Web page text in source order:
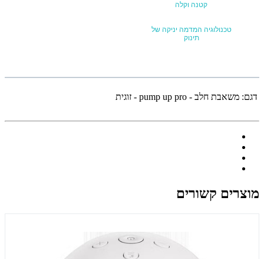
קטנה וקלה
טכנולוגיה המדמה יניקה של
תינוק
דגם: משאבת חלב - pump up pro - זוגית
מוצרים קשורים